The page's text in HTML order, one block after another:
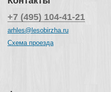
+7 (495) 104-41-21
arhles@lesobirzha.ru
Схема проезда